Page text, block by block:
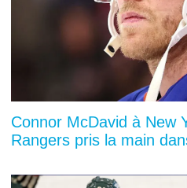
Connor McDavid à New
Rangers pris la main